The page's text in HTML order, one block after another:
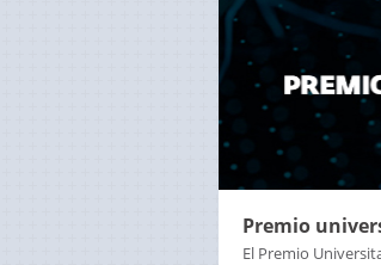
Premio
El Premio